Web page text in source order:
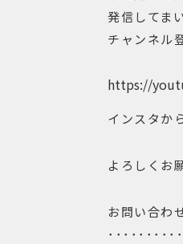
発信してま
チャンネル
https://
インスタか
よろしくお
お問い合わ
･････････